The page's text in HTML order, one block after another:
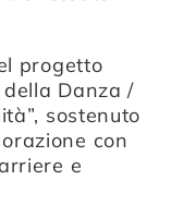
progetto
Danza /
, sostenuto
con
e